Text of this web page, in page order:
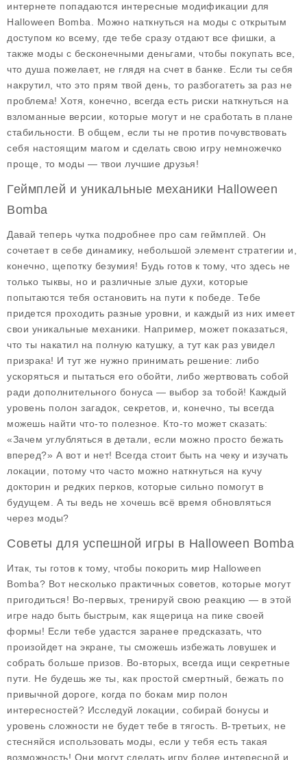
интернете попадаются интересные модификации для
Halloween Bomba . Можно наткнуться на моды с открытым
доступом ко всему, где тебе сразу отдают все фишки, а
также моды с бесконечными деньгами, чтобы покупать все,
что душа пожелает, не глядя на счет в банке. Если ты себя
накрутил, что это прям твой день, то разбогатеть за раз не
проблема! Хотя, конечно, всегда есть риски наткнуться на
взломанные версии, которые могут и не сработать в плане
стабильности. В общем, если ты не против почувствовать
себя настоящим магом и сделать свою игру немножечко
проще, то моды — твои лучшие друзья!
Геймплей и уникальные механики Halloween
Bomba
Давай теперь чутка подробнее про сам геймплей . Он
сочетает в себе динамику, небольшой элемент стратегии и,
конечно, щепотку безумия! Будь готов к тому, что здесь не
только тыквы, но и различные злые духи, которые
попытаются тебя остановить на пути к победе. Тебе
придется проходить разные уровни, и каждый из них имеет
свои уникальные механики. Например, может показаться,
что ты накатил на полную катушку, а тут как раз увидел
призрака! И тут же нужно принимать решение: либо
ускоряться и пытаться его обойти, либо жертвовать собой
ради дополнительного бонуса — выбор за тобой! Каждый
уровень полон загадок, секретов, и, конечно, ты всегда
можешь найти что-то полезное. Кто-то может сказать:
«Зачем углубляться в детали, если можно просто бежать
вперед?» А вот и нет! Всегда стоит быть на чеку и изучать
локации, потому что часто можно наткнуться на кучу
докторин и редких перков, которые сильно помогут в
будущем. А ты ведь не хочешь всё время обновляться
через моды?
Советы для успешной игры в Halloween Bomba
Итак, ты готов к тому, чтобы покорить мир Halloween
Bomba? Вот несколько практичных советов, которые могут
пригодиться! Во-первых, тренируй свою реакцию — в этой
игре надо быть быстрым, как ящерица на пике своей
формы! Если тебе удастся заранее предсказать, что
произойдет на экране, ты сможешь избежать ловушек и
собрать больше призов. Во-вторых, всегда ищи секретные
пути. Не будешь же ты, как простой смертный, бежать по
привычной дороге, когда по бокам мир полон
интересностей? Исследуй локации, собирай бонусы и
уровень сложности не будет тебе в тягость. В-третьих, не
стесняйся использовать моды, если у тебя есть такая
возможность! Они могут сделать игру более интересной и